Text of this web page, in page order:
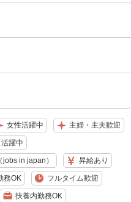
女性活躍中 主婦・主夫歓迎
躍中
jobs in japan） 昇給あり
務OK フルタイム歓迎
扶養内勤務OK